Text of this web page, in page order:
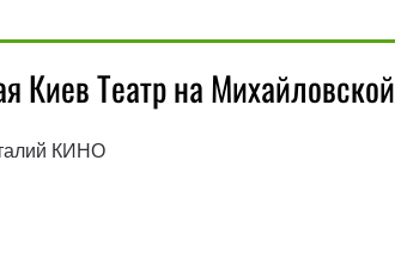
Киев Театр на Михайловской
КИНО